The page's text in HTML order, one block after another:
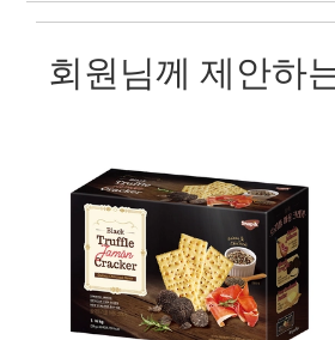
회원님께 제안하